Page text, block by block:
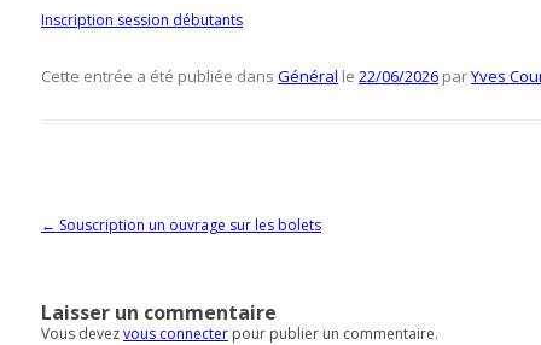
Inscription session débutants
Cette entrée a été publiée dans Général le 22/06/2026 parYves
Navigation des articles
← Souscription un ouvrage sur les bolets
Laisser un commentaire
Vous devezvous connecter pour publier un commentaire.